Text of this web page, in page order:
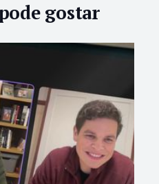
gostar